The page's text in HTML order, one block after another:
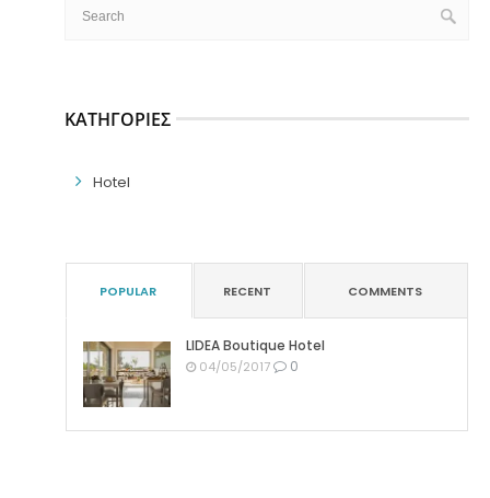
ΚΑΤΗΓΟΡΊΕΣ
Hotel
POPULAR RECENT COMMENTS
LIDEA Boutique Hotel
04/05/2017 0